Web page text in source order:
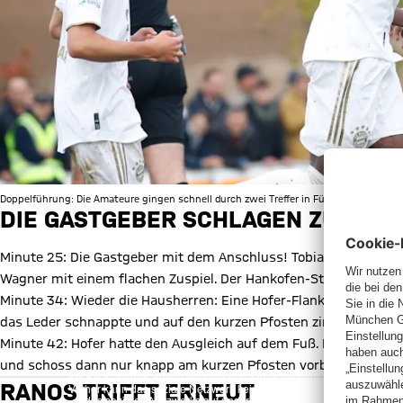
Doppelführung: Die Amateure gingen schnell durch zwei Treffer in Führung.
DIE GASTGEBER SCHLAGEN ZURÜCK
Minute 25: Die Gastgeber mit dem Anschluss! Tobias Lermer
Wagner mit einem flachen Zuspiel. Der Hankofen-Stürmer blieb
Minute 34: Wieder die Hausherren: Eine Hofer-Flanke fand in
das Leder schnappte und auf den kurzen Pfosten zimmerte.
Minute 42: Hofer hatte den Ausgleich auf dem Fuß. Nach
und schoss dann nur knapp am kurzen Pfosten vorbei.
X
Mit Klick auf den Button ermöglichen Sie es diesem sozialen
Vorher kann das soziale Netzwerk keine Daten über Sie erheben,
des sozialen Netzwerks auf unserer Website gespeichert und
RANOS TRIFFT ERNEUT